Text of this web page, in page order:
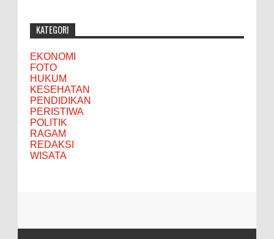
KATEGORI
EKONOMI
FOTO
HUKUM
KESEHATAN
PENDIDIKAN
PERISTIWA
POLITIK
RAGAM
REDAKSI
WISATA